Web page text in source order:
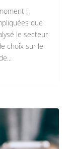
!
que
le secteur
choix sur le